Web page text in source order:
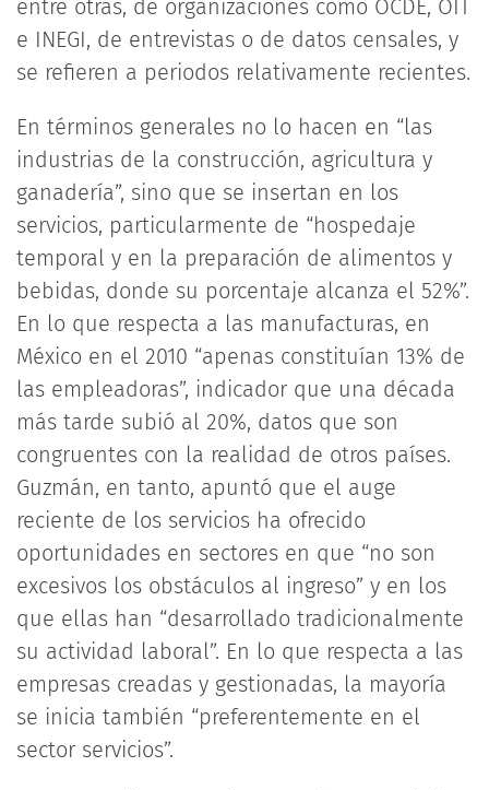
entre otras, de organizaciones como OCDE, OIT
e INEGI, de entrevistas o de datos censales, y
se refieren a periodos relativamente recientes.
En términos generales no lo hacen en “las
industrias de la construcción, agricultura y
ganadería”, sino que se insertan en los
servicios, particularmente de “hospedaje
temporal y en la preparación de alimentos y
bebidas, donde su porcentaje alcanza el 52%”.
En lo que respecta a las manufacturas, en
México en el 2010 “apenas constituían 13% de
las empleadoras”, indicador que una década
más tarde subió al 20%, datos que son
congruentes con la realidad de otros países.
Guzmán, en tanto, apuntó que el auge
reciente de los servicios ha ofrecido
oportunidades en sectores en que “no son
excesivos los obstáculos al ingreso” y en los
que ellas han “desarrollado tradicionalmente
su actividad laboral”. En lo que respecta a las
empresas creadas y gestionadas, la mayoría
se inicia también “preferentemente en el
sector servicios”.